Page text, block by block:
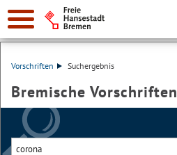
Vorschriften Suchergebnis
Bremische Vorschriften